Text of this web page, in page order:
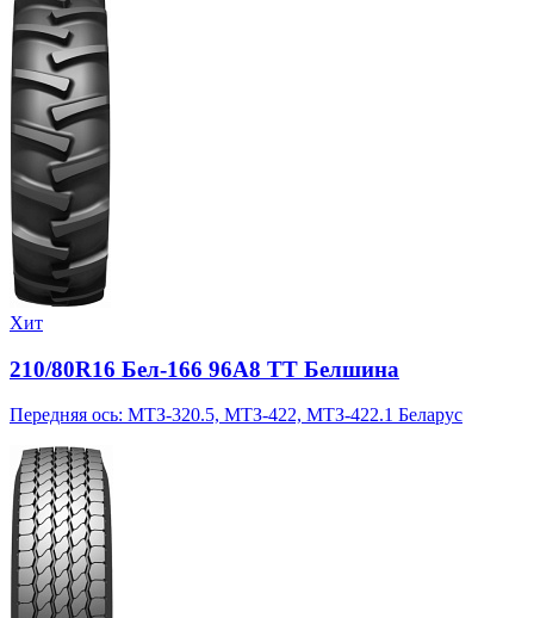
Хит
210/80R16 Бел-166 96A8 TT Белшина
Передняя ось: МТЗ-320.5, МТЗ-422, МТЗ-422.1 Беларус